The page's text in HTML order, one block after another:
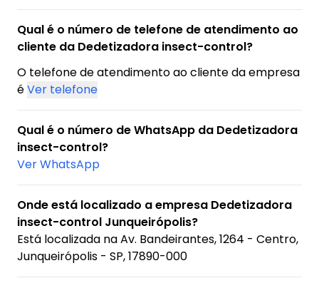
Qual é o número de telefone de atendimento ao
cliente da Dedetizadora insect-control?
O telefone de atendimento ao cliente da empresa
éVer telefone
Qual é o número de WhatsApp da Dedetizadora
insect-control?
Ver WhatsApp
Onde está localizado a empresa Dedetizadora
insect-control Junqueirópolis?
Está localizada naAv. Bandeirantes, 1264 - Centro,
Junqueirópolis - SP, 17890-000